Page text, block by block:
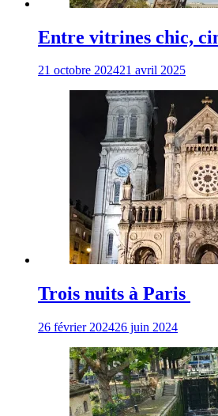
Entre vitrines chic,
21 octobre 202421 avril 2025
Trois nuits à Paris
26 février 202426 juin 2024